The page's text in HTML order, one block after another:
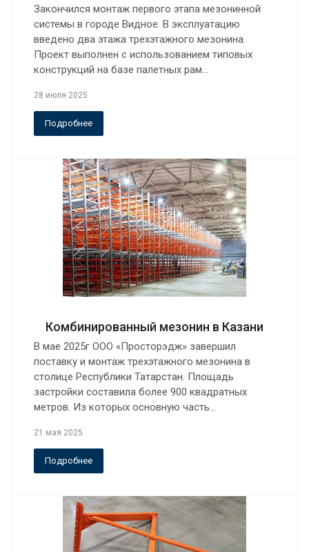
Закончился монтаж первого этапа мезонинной
системы в городе Видное. В эксплуатацию
введено два этажа трехэтажного мезонина.
Проект выполнен с использованием типовых
конструкций на базе палетных рам…
28 июля 2025
Подробнее
Комбинированный мезонин в Казани
В мае 2025г ООО «Просторэдж» завершил
поставку и монтаж трехэтажного мезонина в
столице Республики Татарстан. Площадь
застройки составила более 900 квадратных
метров. Из которых основную часть…
21 мая 2025
Подробнее